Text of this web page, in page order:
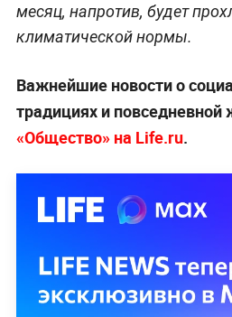
месяц, напротив, будет
климатической нормы.
Важнейшие новости о
традициях и повседневной
«Общество» на Life.ru.